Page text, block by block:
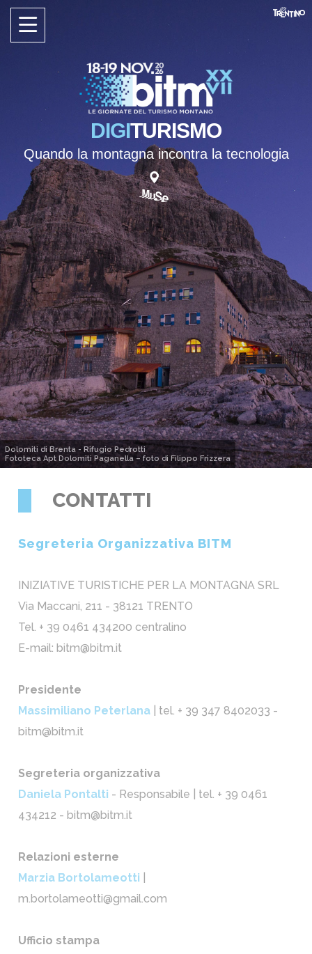
Dolomiti di Brenta - Rifugio Pedrotti
Fototeca Apt Dolomiti Paganella – foto di Filippo Frizzera
DIGITURISMO
Quando la montagna incontra la tecnologia
CONTATTI
Segreteria Organizzativa BITM
INIZIATIVE TURISTICHE PER LA MONTAGNA SRL
Via Maccani, 211 - 38121 TRENTO
Tel. + 39 0461 434200 centralino
E-mail: bitm@bitm.it
Presidente
Massimiliano Peterlana | tel. + 39 347 8402033 -
bitm@bitm.it
Segreteria organizzativa
Daniela Pontalti - Responsabile | tel. + 39 0461
434212 - bitm@bitm.it
Relazioni esterne
Marzia Bortolameotti
m.bortolameotti@gmail.com
Ufficio stampa